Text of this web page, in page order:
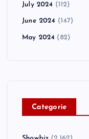
July 2024 (112)
June 2024 (147)
May 2024 (82)
Categorie